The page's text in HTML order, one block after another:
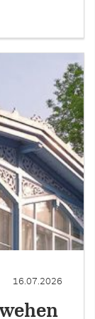
16.07.2026